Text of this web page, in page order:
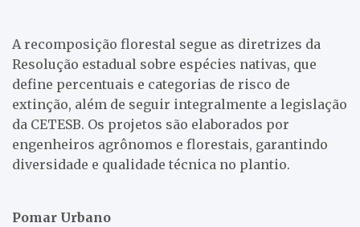
A recomposição florestal segue as diretrizes da
Resolução estadual sobre espécies nativas, que
define percentuais e categorias de risco de
extinção, além de seguir integralmente a legislação
da CETESB. Os projetos são elaborados por
engenheiros agrônomos e florestais, garantindo
diversidade e qualidade técnica no plantio.
Pomar Urbano